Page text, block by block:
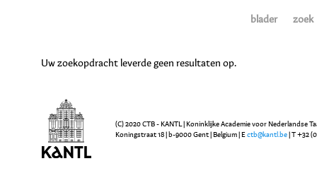
blader zoek
Uw zoekopdracht leverde geen resultaten op.
(C) 2020 CTB - KANTL | Koninklijke Academie voor Nederlandse
Koningstraat 18 | b-9000 Gent | Belgium | E ctb@kantl.be | T +32